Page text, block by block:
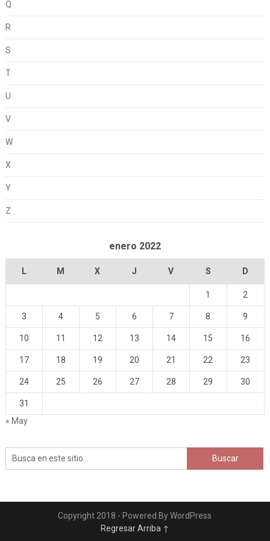
Q
R
S
T
U
V
W
X
Y
Z
enero 2022
L M X J V S D
1 2
3 4 5 6 7 8 9
10 11 12 13 14 15 16
17 18 19 20 21 22 23
24 25 26 27 28 29 30
31
« May
Copyright 2018 - Powered By WordPress
Regresar Arriba ↑